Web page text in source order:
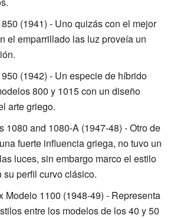
(1941) - Uno quizás con el mejor
el emparrillado las luz proveía un
(1942) - Un especie de híbrido
800 y 1015 con un diseño
arte griego.
1080 and 1080-A (1947-48) - Otro de
fuerte influencia griega, no tuvo un
luces, sin embargo marco el estilo
su perfil curvo clásico.
Modelo 1100 (1948-49) - Representa
entre los modelos de los 40 y 50